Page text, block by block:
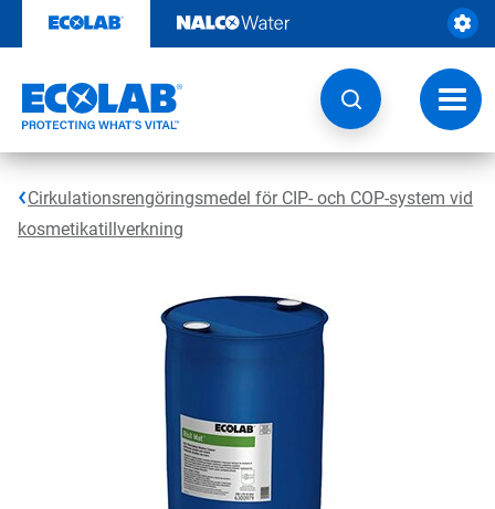
innehåll
Ändra
Cirkulationsrengöringsmedel för CIP- och COP-system vid
kosmetikatillverkning